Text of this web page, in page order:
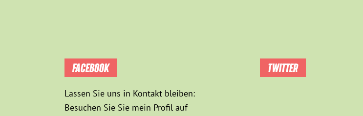
FACEBOOK
Lassen Sie uns in Kontakt bleiben:
Besuchen Sie Sie mein Profil auf
TWITTER